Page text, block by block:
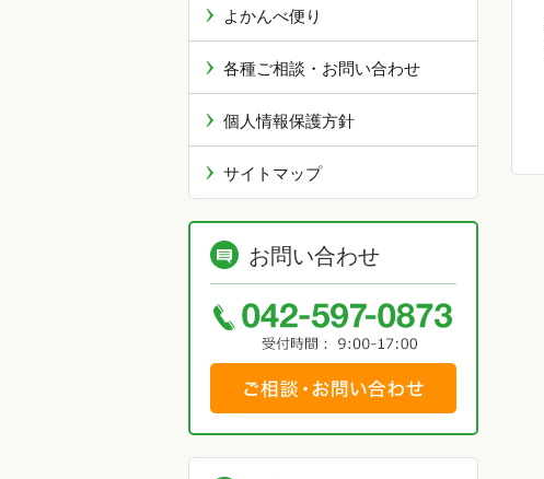
よかんべ便り
各種ご相談・お問い合わせ
個人情報保護方針
サイトマップ
お問い合わせ